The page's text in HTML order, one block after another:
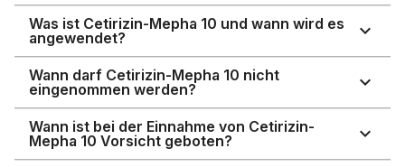
Was ist Cetirizin-Mepha 10 und wann wird es
angewendet?
Wann darf Cetirizin-Mepha 10 nicht
eingenommen werden?
Wann ist bei der Einnahme von Cetirizin-
Mepha 10 Vorsicht geboten?